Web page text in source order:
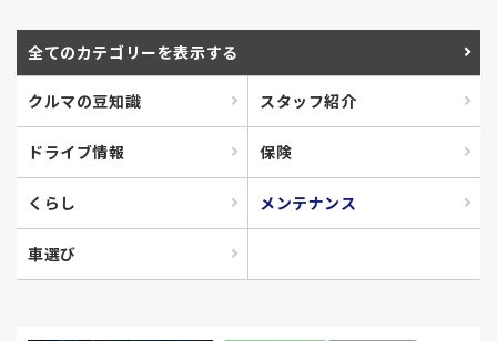
中古車
よくある質問
来店予約
プライバシーポリシー
オニキス羽村中央店
〒205-0002 東京都羽村市栄町2-21-8
営業時間 10:00～19:00
全てのカテゴリーを表示する
クルマの豆知識 スタッフ紹介
ドライブ情報 保険
くらし メンテナンス
車選び